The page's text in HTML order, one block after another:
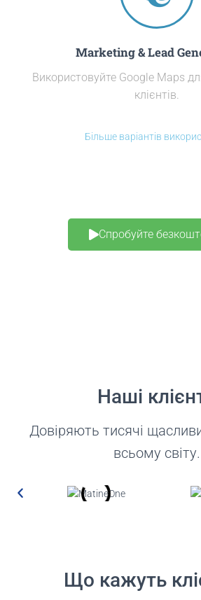
Marketing & Lead
Використовуйте Google Maps
клієнтів.
Більше варіантів
Спробуйте
Наші
Довіряють тисячі
всьому світу.
Що кажуть